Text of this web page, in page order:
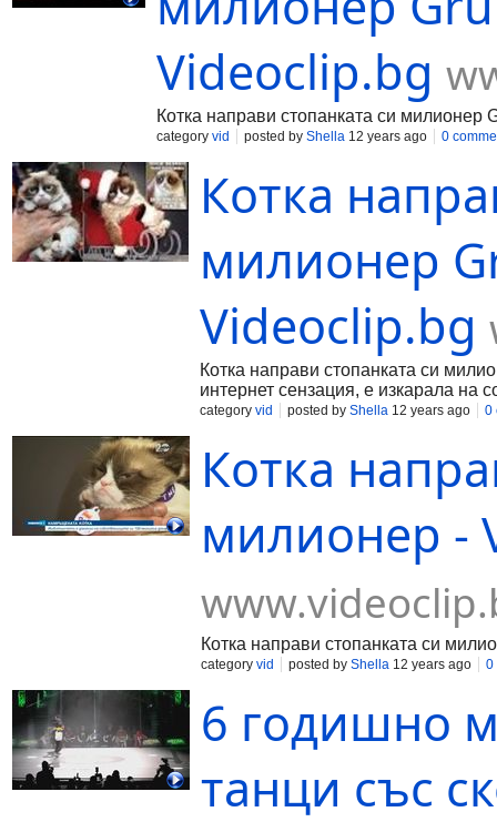
Videoclip.bg
Котка направи стопанката си милионер
category vid posted by Shella 12 years ago 0
Котка
милионер
Videoclip.bg
Котка направи стопанката си
интернет сензация, е изкарала на
сърдитото си изражение, което
телевизионни предавания. Дори
котката отдавна са напуснали
category vid posted by Shella 12 years ago 0
Котка
милионер -
Котка направи стопанката си
category vid posted by Shella 12 years ago 0
6 годишно
танци със